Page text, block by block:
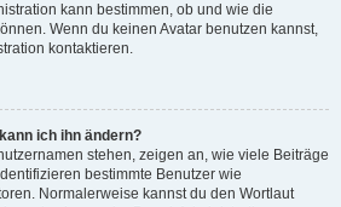
kann bestimmen, ob und wie die
Wenn du keinen Avatar benutzen kannst,
kontaktieren.
ich ihn ändern?
stehen, zeigen an, wie viele Beiträge
bestimmte Benutzer wie
Normalerweise kannst du den Wortlaut